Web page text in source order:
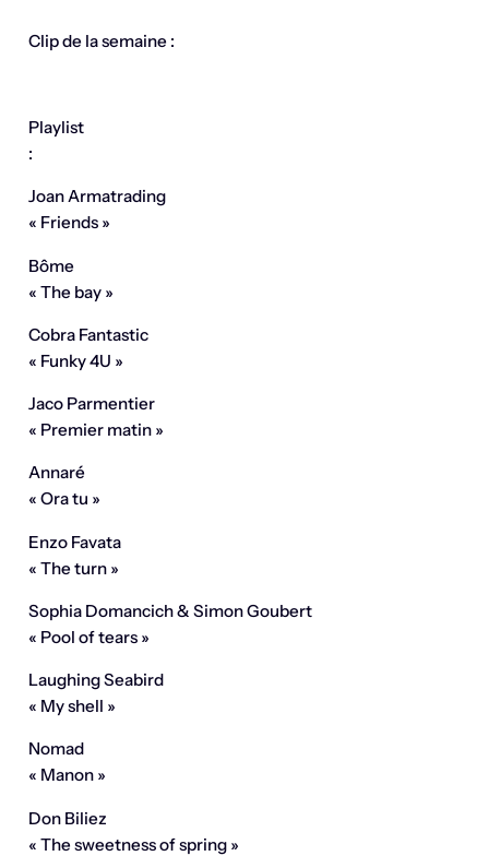
Clip de la semaine :
Playlist
:
Joan Armatrading
« Friends »
Bôme
« The bay »
Cobra Fantastic
« Funky 4U »
Jaco Parmentier
« Premier matin »
Annaré
« Ora tu »
Enzo Favata
« The turn »
Sophia Domancich & Simon Goubert
« Pool of tears »
Laughing Seabird
« My shell »
Nomad
« Manon »
Don Biliez
« The sweetness of spring »